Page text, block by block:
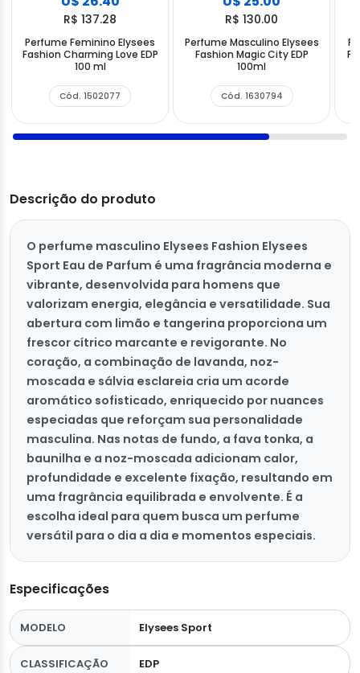
R$ 137.28
Perfume Feminino Elysees
Fashion Charming Love EDP
100 ml
Cód. 1502077
R$ 130.00
Perfume Masculino Elysees
Fashion Magic City EDP
100ml
Cód. 1630794
Descrição do produto
O perfume masculino Elysees Fashion Elysees
Sport Eau de Parfum é uma fragrância moderna e
vibrante, desenvolvida para homens que
valorizam energia, elegância e versatilidade. Sua
abertura com limão e tangerina proporciona um
frescor cítrico marcante e revigorante. No
coração, a combinação de lavanda, noz-
moscada e sálvia esclareia cria um acorde
aromático sofisticado, enriquecido por nuances
especiadas que reforçam sua personalidade
masculina. Nas notas de fundo, a fava tonka, a
baunilha e a noz-moscada adicionam calor,
profundidade e excelente fixação, resultando em
uma fragrância equilibrada e envolvente. É a
escolha ideal para quem busca um perfume
versátil para o dia a dia e momentos especiais.
Especificações
MODELO Elysees Sport
CLASSIFICAÇÃO EDP